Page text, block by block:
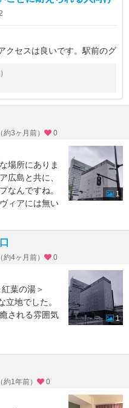
クセスは良いです。駅前のグ
ケースを広げても余裕があ
3ヶ月前） 0
場所にありま
広島と共に、
なんですね。
ィアには無い
1
4ヶ月前） 0
葉の湯＞
地でした。
される雰囲気
1
1年前） 0